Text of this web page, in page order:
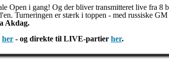
Open i gang! Og der bliver transmitteret live fra 8
Turneringen er stærk i toppen - med russiske
Akdag.
her - og direkte til LIVE-partier her.